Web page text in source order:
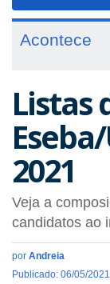
Acontece
Listas
2021
Veja a
candidatos ao
por Andreia
Publicado: 06/05/